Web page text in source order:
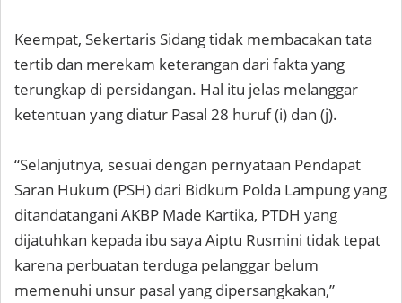
Keempat, Sekertaris Sidang tidak membacakan tata
tertib dan merekam keterangan dari fakta yang
terungkap di persidangan. Hal itu jelas melanggar
ketentuan yang diatur Pasal 28 huruf (i) dan (j).
“Selanjutnya, sesuai dengan pernyataan Pendapat
Saran Hukum (PSH) dari Bidkum Polda Lampung yang
ditandatangani AKBP Made Kartika, PTDH yang
dijatuhkan kepada ibu saya Aiptu Rusmini tidak tepat
karena perbuatan terduga pelanggar belum
memenuhi unsur pasal yang dipersangkakan,”